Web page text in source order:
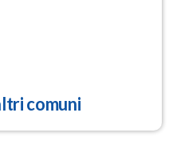
comuni